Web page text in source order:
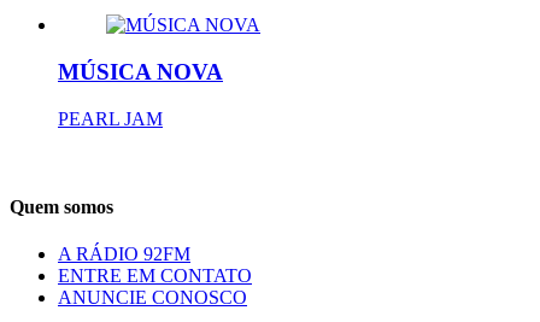
MÚSICA NOVA
PEARL JAM
Quem somos
A RÁDIO 92FM
ENTRE EM CONTATO
ANUNCIE CONOSCO